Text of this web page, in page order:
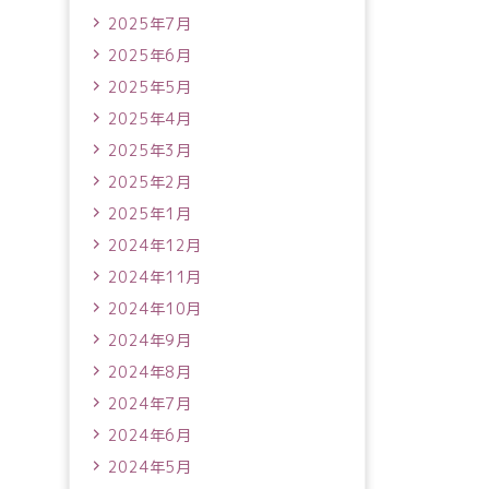
2025年7月
2025年6月
2025年5月
2025年4月
2025年3月
2025年2月
2025年1月
2024年12月
2024年11月
2024年10月
2024年9月
2024年8月
2024年7月
2024年6月
2024年5月